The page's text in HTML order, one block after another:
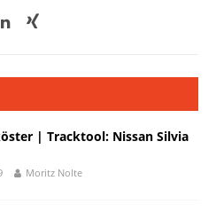
| Tracktool: Nissan Silvia
Moritz Nolte